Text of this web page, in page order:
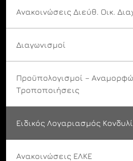
Ανακοινώσεις Διεύθ. Οικ.
Διαγωνισμοί
Προϋπολογισμοί –
Τροποποιήσεις
Ειδικός Λογαριασμός
Ανακοινώσεις ΕΛΚΕ